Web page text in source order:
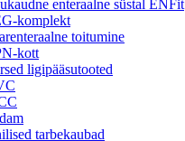
enteraalne süstal ENFit
komplekt
toitumine
kott
ligipääsutooted
tarbekaubad